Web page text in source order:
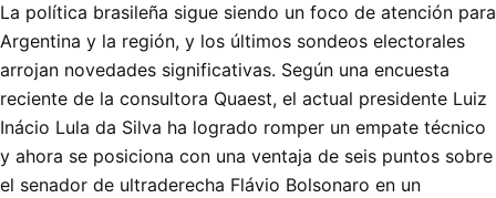
La política brasileña sigue siendo un foco de atención para
Argentina y la región, y los últimos sondeos electorales
arrojan novedades significativas. Según una encuesta
reciente de la consultora Quaest, el actual presidente Luiz
Inácio Lula da Silva ha logrado romper un empate técnico
y ahora se posiciona con una ventaja de seis puntos sobre
el senador de ultraderecha Flávio Bolsonaro en un